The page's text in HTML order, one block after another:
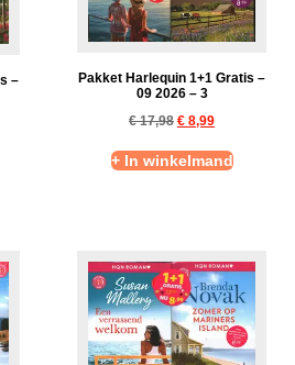
–
Pakket Harlequin 1+1 Gratis –
09 2026 – 3
€17,98 € 8,99
+ In winkelmand